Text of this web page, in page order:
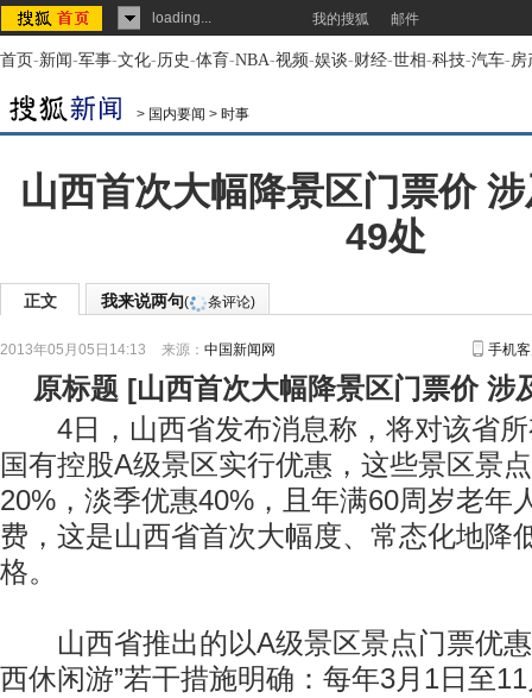
loading... 我的搜狐 邮件
首页-新闻-军事-文化-历史-体育-NBA-视频-娱谈-财经-世相-科技-汽车-房
> 国内要闻 > 时事
山西首次大幅降景区门票价
49处
正文 我来说两句( 条评论)
2013年05月05日14:13 来源： 中国新闻网 手机
原标题 [山西首次大幅降景区门票价 涉
4日，山西省发布消息称，将对该省所
国有控股A级景区实行优惠，这些景区景
20%，淡季优惠40%，且年满60周岁老年
费，这是山西省首次大幅度、常态化地降
格。
山西省推出的以A级景区景点门票优惠
西休闲游”若干措施明确：每年3月1日至